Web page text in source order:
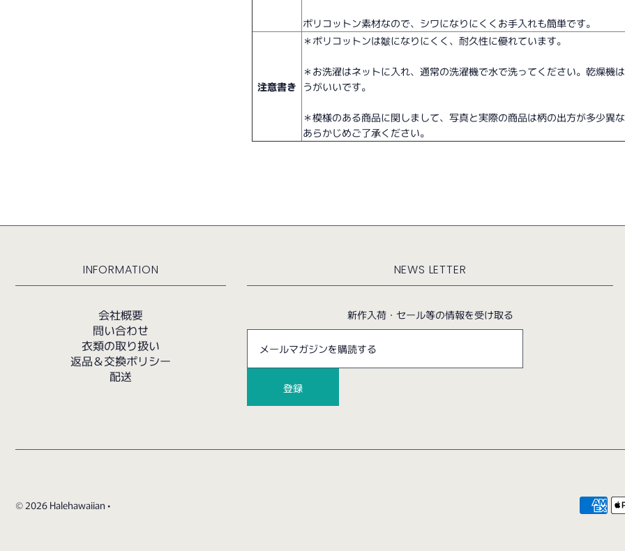
ポリコットン素材なので、シワになりにくくお手入れも簡単です。
注意書き
＊ポリコットンは皺になりにくく、耐久性に優れています。
＊お洗濯はネットに入れ、通常の洗濯機で水で洗ってください。乾燥機
うがいいです。
＊模様のある商品に関しまして、写真と実際の商品は柄の出方が多少異
あらかじめご了承ください。
INFORMATION
会社概要
問い合わせ
衣類の取り扱い
返品＆交換ポリシー
配送
NEWS LETTER
新作入荷・セール等の情報を受け取る
© 2026 Halehawaiian •